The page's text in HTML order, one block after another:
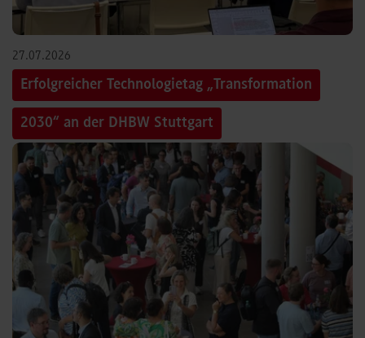
27.07.2026
Erfolgreicher Technologietag „Transformation
2030“ an der DHBW Stuttgart